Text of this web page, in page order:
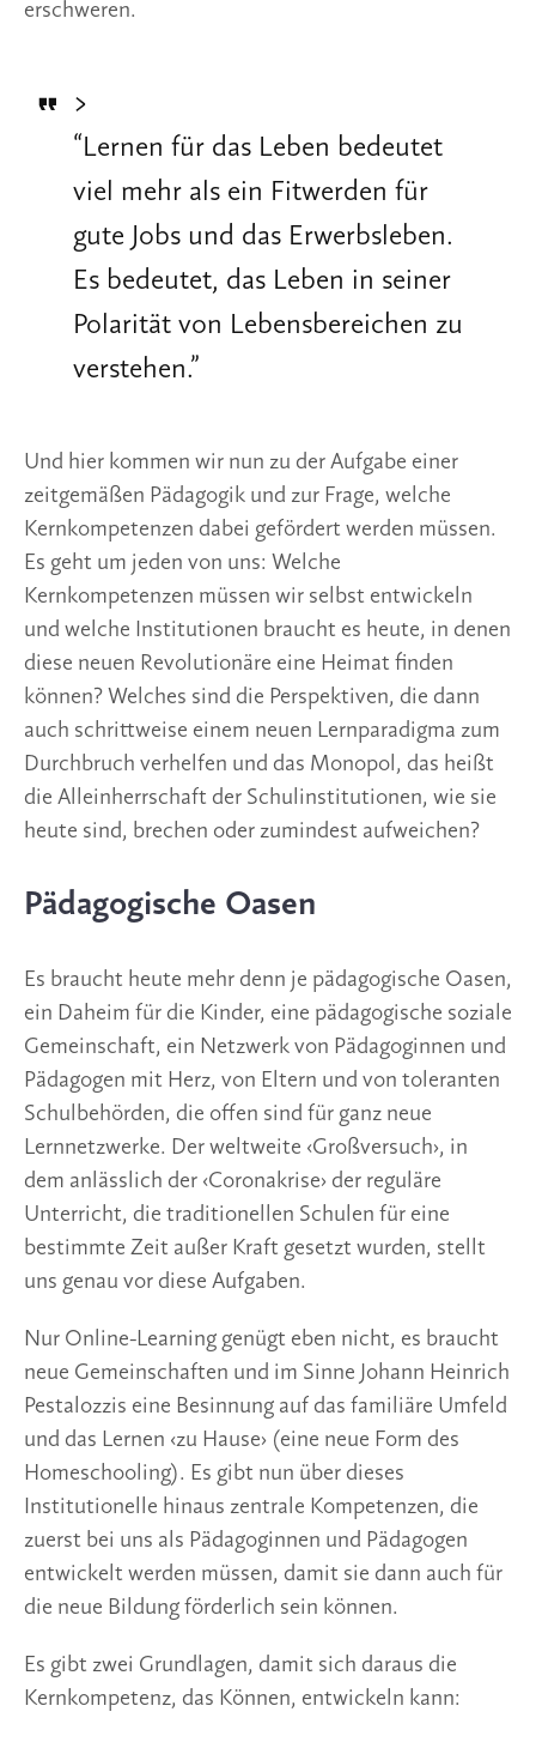
erschweren.
>
“Lernen für das Leben bedeutet
viel mehr als ein Fitwerden für
gute Jobs und das Erwerbsleben.
Es bedeutet, das Leben in seiner
Polarität von Lebensbereichen zu
verstehen.”
Und hier kommen wir nun zu der Aufgabe einer
zeitgemäßen Pädagogik und zur Frage, welche
Kernkompetenzen dabei gefördert werden müssen.
Es geht um jeden von uns: Welche
Kernkompetenzen müssen wir selbst entwickeln
und welche Institutionen braucht es heute, in denen
diese neuen Revolutionäre eine Heimat finden
können? Welches sind die Perspektiven, die dann
auch schrittweise einem neuen Lernparadigma zum
Durchbruch verhelfen und das Monopol, das heißt
die Alleinherrschaft der Schulinstitutionen, wie sie
heute sind, brechen oder zumindest aufweichen?
Pädagogische Oasen
Es braucht heute mehr denn je pädagogische Oasen,
ein Daheim für die Kinder, eine pädagogische soziale
Gemeinschaft, ein Netzwerk von Pädagoginnen und
Pädagogen mit Herz, von Eltern und von toleranten
Schulbehörden, die offen sind für ganz neue
Lernnetzwerke. Der weltweite ‹Großversuch›, in
dem anlässlich der ‹Coronakrise› der reguläre
Unterricht, die traditionellen Schulen für eine
bestimmte Zeit außer Kraft gesetzt wurden, stellt
uns genau vor diese Aufgaben.
Nur Online-Learning genügt eben nicht, es braucht
neue Gemeinschaften und im Sinne Johann Heinrich
Pestalozzis eine Besinnung auf das familiäre Umfeld
und das Lernen ‹zu Hause› (eine neue Form des
Homeschooling). Es gibt nun über dieses
Institutionelle hinaus zentrale Kompetenzen, die
zuerst bei uns als Pädagoginnen und Pädagogen
entwickelt werden müssen, damit sie dann auch für
die neue Bildung förderlich sein können.
Es gibt zwei Grundlagen, damit sich daraus die
Kernkompetenz, das Können, entwickeln kann: